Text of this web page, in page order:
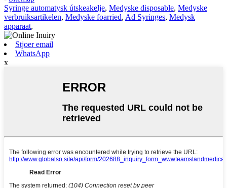
Syringe automatysk útskeakelje, Medyske disposable, Medyske
verbruiksartikelen, Medyske foarried, Ad Syringes, Medysk
apparaat,
Stjoer email
WhatsApp
x